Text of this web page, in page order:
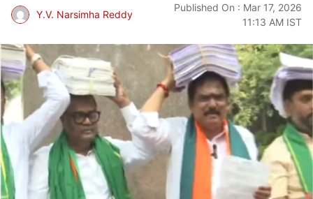
Y.V. Narsimha Reddy
Published On : Mar 17, 2026
11:13 AM IST